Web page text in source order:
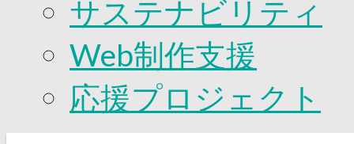
サステナビリティ
Web制作支援
応援プロジェクト